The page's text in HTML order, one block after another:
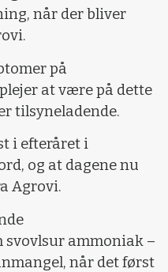
når der bliver
på
at være på dette
tilsyneladende.
i efteråret i
og at dagene nu
Agrovi.
ammoniak –
når det først